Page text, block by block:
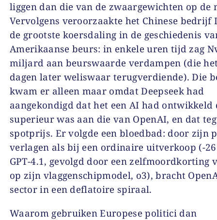
liggen dan die van de zwaargewichten op de
Vervolgens veroorzaakte het Chinese bedrijf
de grootste koersdaling in de geschiedenis
Amerikaanse beurs: in enkele uren tijd zag
miljard aan beurswaarde verdampen (die
dagen later weliswaar terugverdiende). Die
kwam er alleen maar omdat Deepseek had
aangekondigd dat het een AI had ontwikkeld
superieur was aan die van OpenAI, en dat
spotprijs. Er volgde een bloedbad: door zijn
verlagen als bij een ordinaire uitverkoop (-
GPT-4.1, gevolgd door een zelfmoordkorting
op zijn vlaggenschipmodel, o3), bracht
sector in een deflatoire spiraal.
Waarom gebruiken Europese politici dan